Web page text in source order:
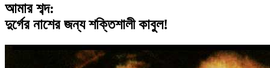
আমার শব্দ:
দুর্গের নাশের জন্য শক্তিশালী কাবুল!